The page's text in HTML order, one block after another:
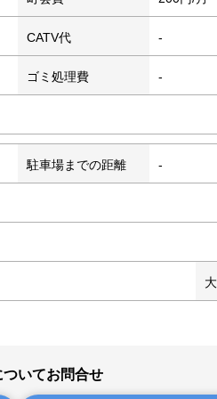
CATV代 -
ゴミ処理費 -
駐車場までの距離 -
ついてお問合せ